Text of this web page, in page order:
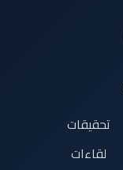
تحقيقات
لقاءات